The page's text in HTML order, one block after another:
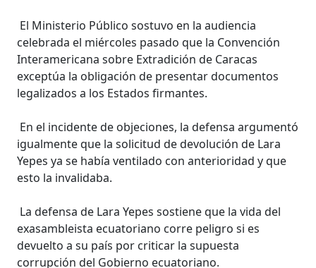
El Ministerio Público sostuvo en la audiencia
celebrada el miércoles pasado que la Convención
Interamericana sobre Extradición de Caracas
exceptúa la obligación de presentar documentos
legalizados a los Estados firmantes.
En el incidente de objeciones, la defensa argumentó
igualmente que la solicitud de devolución de Lara
Yepes ya se había ventilado con anterioridad y que
esto la invalidaba.
La defensa de Lara Yepes sostiene que la vida del
exasambleista ecuatoriano corre peligro si es
devuelto a su país por criticar la supuesta
corrupción del Gobierno ecuatoriano.